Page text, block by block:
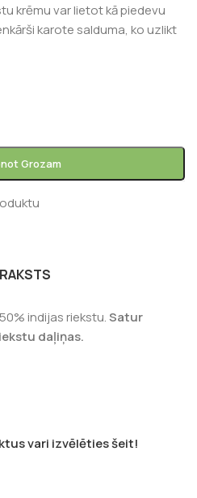
krēmu var lietot kā piedevu
karote salduma, ko uzlikt
Grozam
indijas riekstu.Satur
daļiņas.
vari izvēlēties šeit!